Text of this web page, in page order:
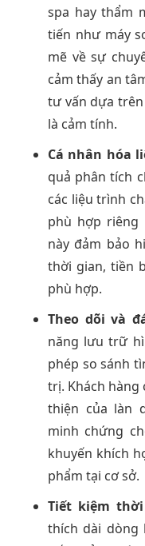
spa hay thẩm
tiến như máy
mẽ về sự
cảm thấy an
tư vấn dựa
là cảm tính.
Cá nhân hóa
quả phân tích
các liệu trình
phù hợp riêng
này đảm bảo
thời gian, tiền
phù hợp.
Theo dõi và
năng lưu trữ
phép so sánh
trị. Khách
thiện của làn
minh chứng
khuyến khích
phẩm tại cơ sở.
Tiết kiệm
thích dài dòng